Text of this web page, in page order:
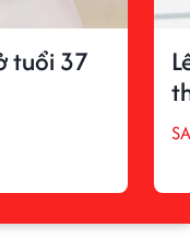
tuổi 37